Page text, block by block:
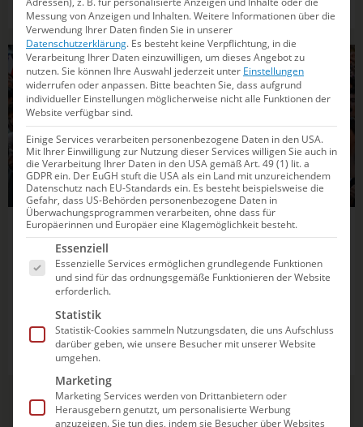
Interessensbekundung notwendig.
SCHWIMMEN
17.10.2024 09:14
Für den Weltcup: Léon Marchand zurück
zum alten Trainer
Der Schwimmsport rückt mit dem Kurzbahn-Weltcup in
Shanghai wieder in den Fokus der Fans. Allen voran
Frankreichs in Paris so überragender Olympiaheld.
Messung von Anzeigen und Inhalten.Weitere Informationen über die
Verwendung Ihrer Daten finden Sie in unserer
Datenschutzerklärung. Es besteht keine Verpflichtung, in die
Verarbeitung Ihrer Daten einzuwilligen, um dieses Angebot zu
nutzen.Sie können Ihre Auswahl jederzeit unter Einstellungen
widerrufen oder anpassen. Bitte beachten Sie, dass aufgrund
individueller Einstellungen möglicherweise nicht alle Funktionen der
Website verfügbar sind.
Einige Services verarbeiten personenbezogene Daten in den USA.
Mit Ihrer Einwilligung zur Nutzung dieser Services willigen Sie auch in
die Verarbeitung Ihrer Daten in den USA gemäß Art. 49 (1) lit. a
GDPR ein. Der EuGH stuft die USA als ein Land mit unzureichendem
Datenschutz nach EU-Standards ein. Es besteht beispielsweise die
Gefahr, dass US-Behörden personenbezogene Daten in
Überwachungsprogrammen verarbeiten, ohne dass für
Europäerinnen und Europäer eine Klagemöglichkeit besteht.
Es folgt eine Liste der Service-Gruppen, für die
Essenziell
Essenzielle Services ermöglichen grundlegende Funktionen
und sind für das ordnungsgemäße Funktionieren der Website
erforderlich.
Statistik
Statistik-Cookies sammeln Nutzungsdaten, die uns Aufschluss
darüber geben, wie unsere Besucher mit unserer Website
umgehen.
Marketing
Marketing Services werden von Drittanbietern oder
Herausgebern genutzt, um personalisierte Werbung
anzuzeigen. Sie tun dies, indem sie Besucher über Websites